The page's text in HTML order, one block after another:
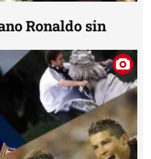
Ronaldo sin